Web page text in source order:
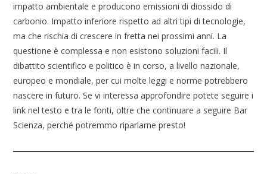
impatto ambientale e producono emissioni di diossido di
carbonio. Impatto inferiore rispetto ad altri tipi di tecnologie,
ma che rischia di crescere in fretta nei prossimi anni. La
questione è complessa e non esistono soluzioni facili. Il
dibattito scientifico e politico è in corso, a livello nazionale,
europeo e mondiale, per cui molte leggi e norme potrebbero
nascere in futuro. Se vi interessa approfondire potete seguire i
link nel testo e tra le fonti, oltre che continuare a seguire Bar
Scienza, perché potremmo riparlarne presto!